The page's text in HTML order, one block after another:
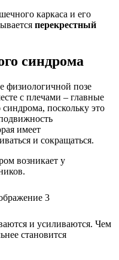
каркаса и его
перекрестный
синдрома
физиологичной позе
с плечами – главные
поскольку это
имеет
и сокращаться.
возникает у
и усиливаются. Чем
становится